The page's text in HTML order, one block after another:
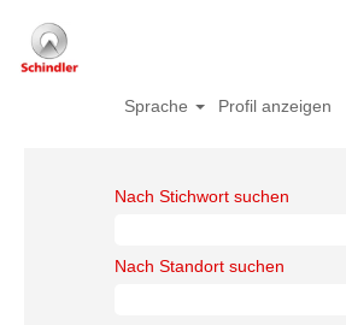
Sprache Profil anzeigen
Nach Stichwort suchen
Nach Standort suchen